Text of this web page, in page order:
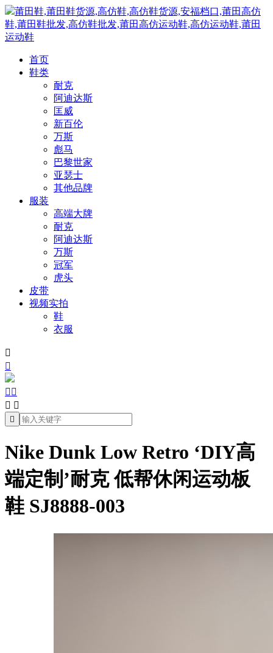
莆田鞋,莆田鞋货源,高仿鞋,高仿鞋货源,安福档口,莆田高仿
鞋,莆田鞋批发,高仿鞋批发,莆田高仿运动鞋,高仿运动鞋,莆田
运动鞋
首页
鞋类
耐克
阿迪达斯
匡威
新百伦
万斯
彪马
巴黎世家
亚瑟士
其他品牌
服装
高端大牌
耐克
阿迪达斯
万斯
冠军
虎头
皮带
视频实拍
鞋
衣服


 
 

Nike Dunk Low Retro ‘DIY高
端定制’耐克 低帮休闲运动板
鞋 SJ8888-003